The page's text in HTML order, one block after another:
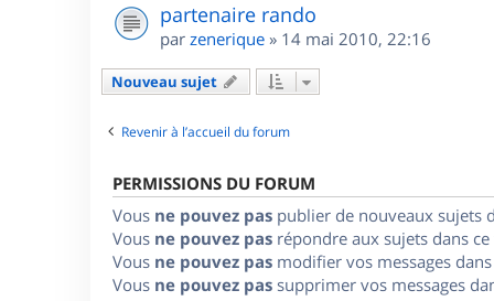
partenaire rando
par zenerique » 14 mai 2010, 22:16
Nouveau sujet
Revenir à l’accueil du forum
PERMISSIONS DU FORUM
Vous ne pouvez pas publier de nouveaux sujets
Vous ne pouvez pas répondre aux sujets dans
Vous ne pouvez pas modifier vos messages
Vous ne pouvez pas supprimer vos messages